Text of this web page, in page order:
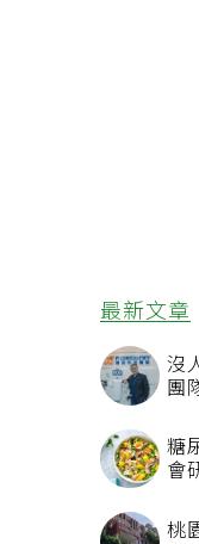
最新文章
沒
團
糖
會